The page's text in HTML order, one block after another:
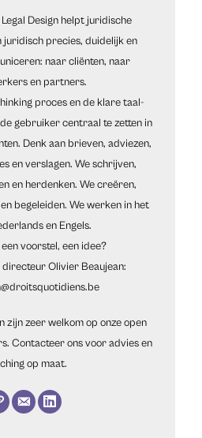
Design helpt juridische
juridisch precies, duidelijk en
naar cliënten, naar
en partners.
proces en de klare taal-
gebruiker centraal te zetten in
Denk aan brieven, adviezen,
en verslagen. We schrijven,
en herdenken. We creëren,
begeleiden. We werken in het
en Engels.
voorstel, een idee?
Olivier Beaujean:
zijn zeer welkom op onze open
Contacteer ons voor advies en
op maat.